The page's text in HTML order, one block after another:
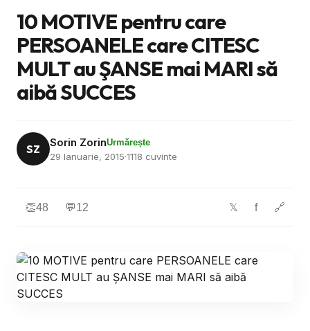
10 MOTIVE pentru care
PERSOANELE care CITESC
MULT au ŞANSE mai MARI să
aibă SUCCES
SZ Sorin ZorinUrmărește
29 Ianuarie, 2015·1118 cuvinte
👏48 💬12 𝕏 f 🔗